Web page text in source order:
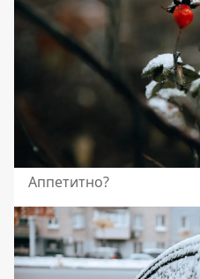
Аппетитно?